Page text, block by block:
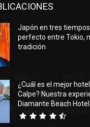
Japón en tres
perfecto entre Tokio,
tradición
¿Cuál es el mejor
Calpe? Nuestra
Diamante Beach Hotel